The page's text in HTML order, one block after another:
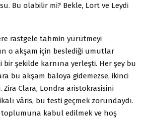
Bu olabilir mi? Bekle, Lort ve Leydi
rastgele tahmin yürütmeyi
o akşam için beslediği umutlar
bir şekilde karnına yerleşti. Her şey bu
bu akşam baloya gidemezse, ikinci
Clara, Londra aristokrasisini
vâris, bu testi geçmek zorundaydı.
toplumuna kabul edilmek ve hoş